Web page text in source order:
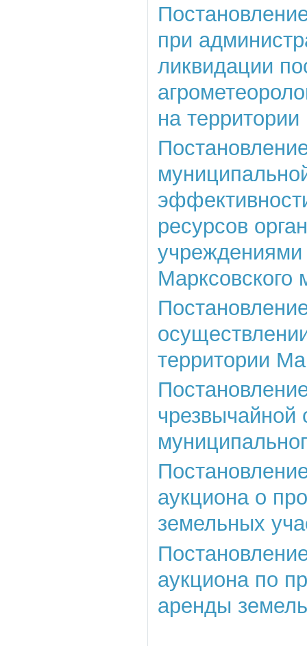
при
ликвидации
на
ресурсов
Марксовского
территории
чрезвычайной
аукциона о
земельных
аукциона по
аренды